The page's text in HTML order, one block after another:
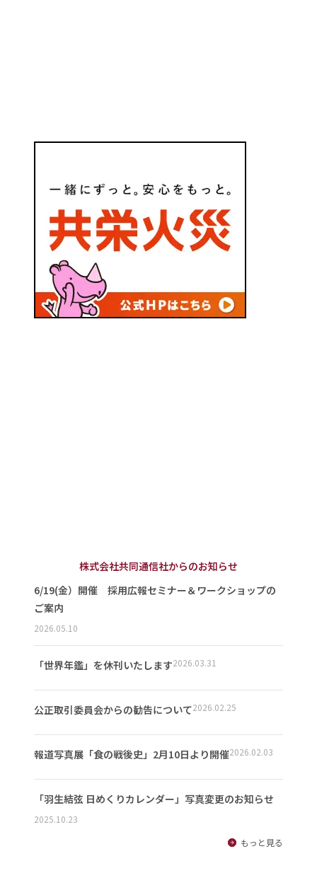
株式会社共同通信社からのお知らせ
6/19(金）開催 採用広報セミナー＆ワークショップの
ご案内
2026.05.10
「世界年鑑」を休刊いたします2026.03.31
公正取引委員会からの勧告について2026.02.25
報道写真展「食の戦後史」2月10日より開催2026.02.03
「羽生結弦 日めくりカレンダー」写真変更のお知らせ
2025.10.23
もっと見る